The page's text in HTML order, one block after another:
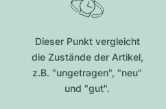
Dieser Punkt vergleicht
die Zustände der Artikel,
z.B. "ungetragen", "neu"
und "gut".